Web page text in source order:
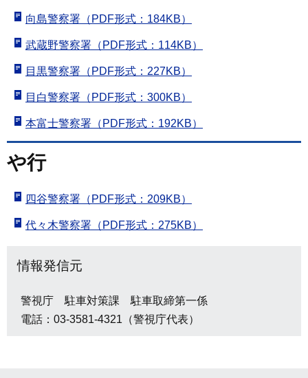
向島警察署（PDF形式：184KB）
武蔵野警察署（PDF形式：114KB）
目黒警察署（PDF形式：227KB）
目白警察署（PDF形式：300KB）
本富士警察署（PDF形式：192KB）
や行
四谷警察署（PDF形式：209KB）
代々木警察署（PDF形式：275KB）
情報発信元
警視庁 駐車対策課 駐車取締第一係
電話：03-3581-4321（警視庁代表）